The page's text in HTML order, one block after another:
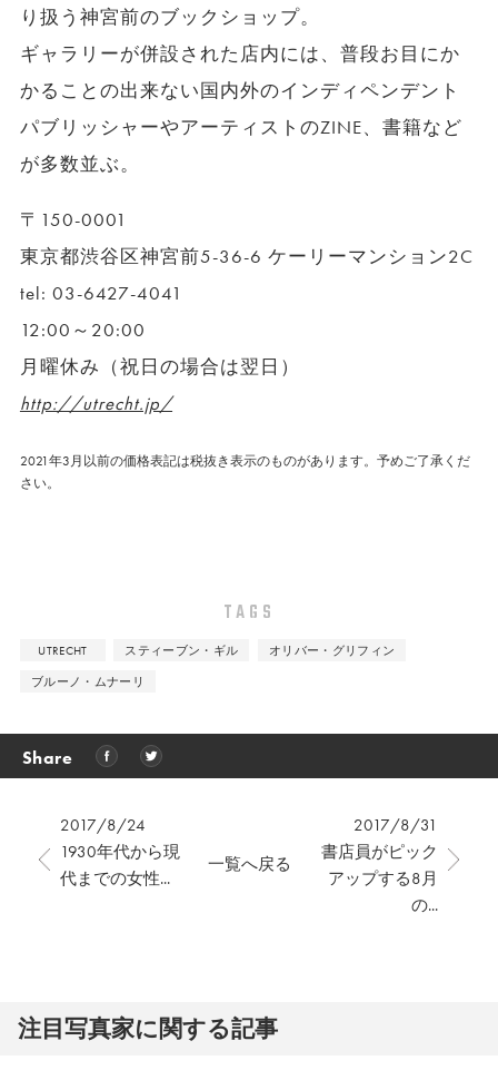
り扱う神宮前のブックショップ。
ギャラリーが併設された店内には、普段お目にか
かることの出来ない国内外のインディペンデント
パブリッシャーやアーティストのZINE、書籍など
が多数並ぶ。
〒150-0001
東京都渋谷区神宮前5-36-6 ケーリーマンション2C
tel: 03-6427-4041
12:00～20:00
月曜休み（祝日の場合は翌日）
http://utrecht.jp/
2021年3月以前の価格表記は税抜き表示のものがあります。予めご了承くだ
さい。
TAGS
UTRECHT スティーブン・ギル
オリバー・グリフィン
ブルーノ・ムナーリ
Share
2017/8/24
1930年代から現
代までの女性...
2017/8/31
書店員がピック
アップする8月
の...
一覧へ戻る
注⽬写真家に関する記事